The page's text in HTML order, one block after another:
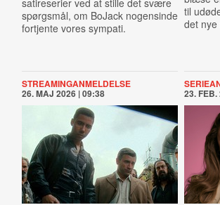
satireserier ved at stille det svære
spørgsmål, om BoJack nogensinde
fortjente vores sympati.
til
det
STREAMINGANMELDELSE
26. MAJ 2026 | 09:38 23.